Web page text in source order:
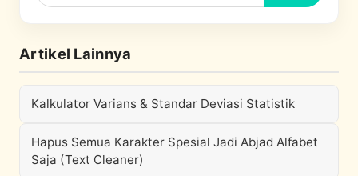
Artikel Lainnya
Kalkulator Varians & Standar Deviasi Statistik
Hapus Semua Karakter Spesial Jadi Abjad Alfabet
Saja (Text Cleaner)